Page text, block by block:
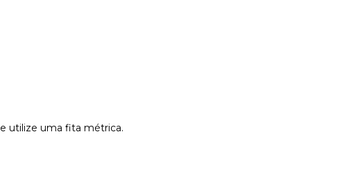
e utilize uma fita métrica.